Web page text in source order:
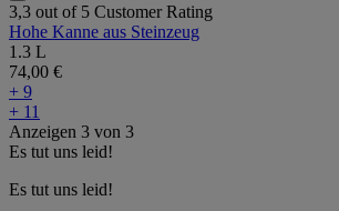
3,3 out of 5 Customer Rating
Hohe Kanne aus Steinzeug
1.3 L
74,00 €
+ 9
+ 11
Anzeigen 3 von 3
Es tut uns leid!
Es tut uns leid!